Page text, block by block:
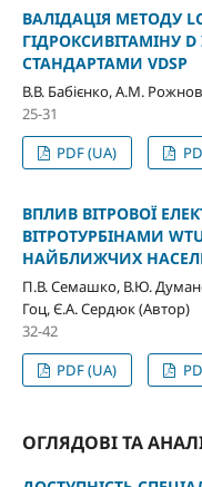
ВАЛІДАЦІЯ МЕТОДУ
ГІДРОКСИВІТАМІНУ
СТАНДАРТАМИ VDSP
В.В. Бабієнко, А.М.
25-31
PDF (UA)
ВПЛИВ ВІТРОВОЇ
ВІТРОТУРБІНАМИ
НАЙБЛИЖЧИХ
П.В. Семашко, В.Ю.
Гоц, Є.А. Сердюк (Автор)
32-42
PDF (UA)
ОГЛЯДОВІ ТА